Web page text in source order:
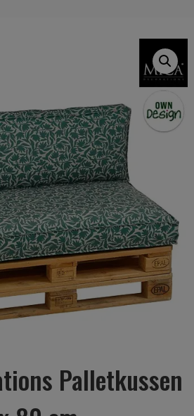
Palletkussen